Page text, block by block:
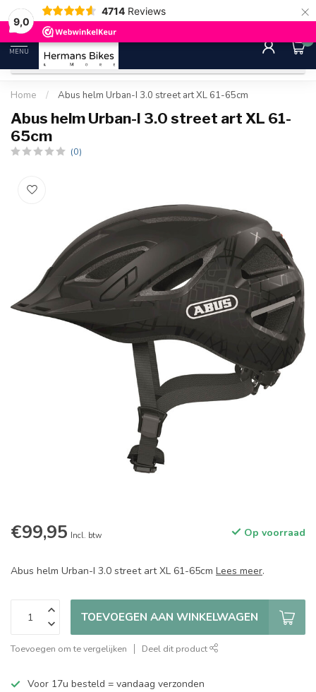
9,0
4714 Reviews ×
30 dagen bedenktijd Gratis
MENU
0
Home / Abus helm Urban-I 3.0 street art XL 61-65cm
Abus helm Urban-I 3.0 street art XL 61-
65cm
(0)
€99,95 Incl. btw Op voorraad
Abus helm Urban-I 3.0 street art XL 61-65cm Lees meer.
TOEVOEGEN AAN WINKELWAGEN
Toevoegen om te vergelijken Deel dit product
Voor 17u besteld = vandaag verzonden